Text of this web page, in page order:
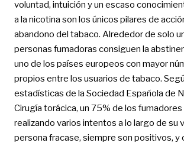
voluntad, intuición y un escaso
a la nicotina son los únicos pilares de
abandono del tabaco. Alrededor de solo
personas fumadoras consiguen la
uno de los países europeos con mayor
propios entre los usuarios de tabaco.
estadísticas de la Sociedad Española de
Cirugía torácica, un 75% de los fumadores
realizando varios intentos a lo largo de su
persona fracase, siempre son positivos, y